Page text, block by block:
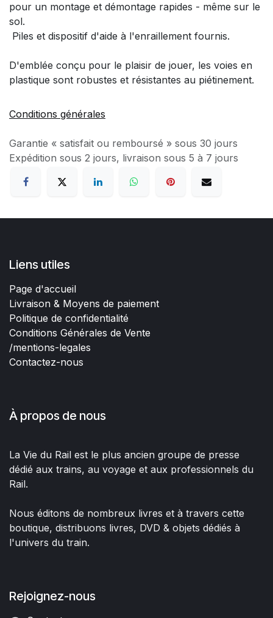
pour un montage et démontage rapides - même sur le
sol.
 Piles et dispositif d'aide à l'enraillement fournis.
D'emblée conçu pour le plaisir de jouer, les voies en
plastique sont robustes et résistantes au piétinement.
Conditions générales
Garantie « satisfait ou remboursé » sous 30 jours
Expédition sous 2 jours, livraison sous 5 à 7 jours
Liens utiles
Page d'accueil
Livraison & Moyens de paiement
Politique de confidentialité
Conditions Générales de Vente
/mentions-legales
Contactez-nous
À propos de nous
La Vie du Rail est le plus ancien groupe de presse
dédié aux trains, au voyage et aux professionnels du
Rail.
Nous éditons de nombreux livres et à travers cette
boutique, distribuons livres, DVD & objets dédiés à
l'univers du train.
Rejoignez-nous